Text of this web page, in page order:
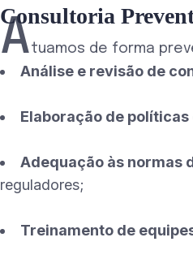
Consultoria
Atuamos de forma
Análise e revisão de
Elaboração de
Adequação às normas
reguladores;
Treinamento de